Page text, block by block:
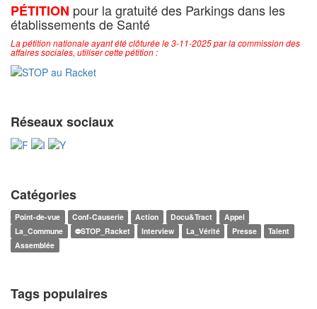
PÉTITION pour la gratuité des Parkings dans les
établissements de Santé
La pétition nationale ayant été clôturée le 3-11-2025 par la commission des
affaires sociales, utiliser cette pétition :
Réseaux sociaux
Catégories
Point-de-vue Conf-Causerie Action Docu&Tract
Appel
La_Commune
⛔STOP_Racket Interview La_Vérité Presse
Talent
Assemblée
Tags populaires